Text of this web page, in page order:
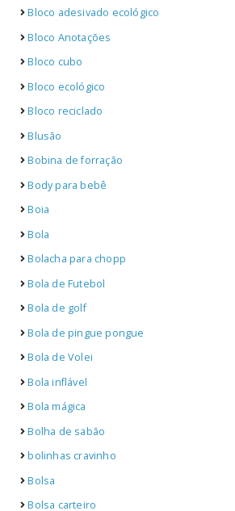
Bloco adesivado ecológico
Bloco Anotações
Bloco cubo
Bloco ecológico
Bloco reciclado
Blusão
Bobina de forração
Body para bebê
Boia
Bola
Bolacha para chopp
Bola de Futebol
Bola de golf
Bola de pingue pongue
Bola de Volei
Bola inflável
Bola mágica
Bolha de sabão
bolinhas cravinho
Bolsa
Bolsa carteiro